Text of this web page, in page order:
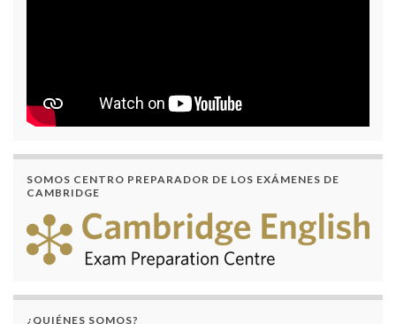
SOMOS CENTRO PREPARADOR DE LOS EXÁMENES DE
CAMBRIDGE
¿QUIÉNES SOMOS?